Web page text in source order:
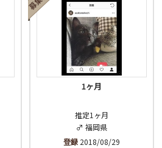
1ヶ月
推定1ヶ月
♂ 福岡県
登録2018/08/29